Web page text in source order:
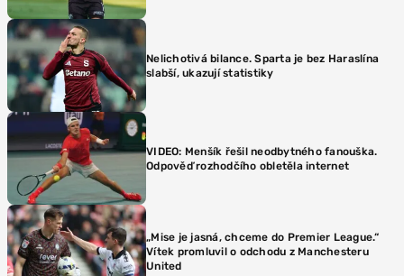
Nelichotivá bilance. Sparta je bez Haraslína
slabší, ukazují statistiky
VIDEO: Menšík řešil neodbytného fanouška.
Odpověď rozhodčího obletěla internet
„Mise je jasná, chceme do Premier League.“
Vítek promluvil o odchodu z Manchesteru
United